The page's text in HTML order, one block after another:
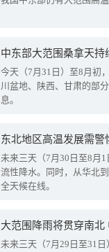
中东部大范围桑拿天
今天（7月31日）至8月初
川盆地、陕西、甘肃的部
息。
东北地区高温发展需
未来三天（7月30日至8月
流性降水。同时，从华北
全天候在线。
大范围降雨将贯穿南
未来三天（7月29日至31